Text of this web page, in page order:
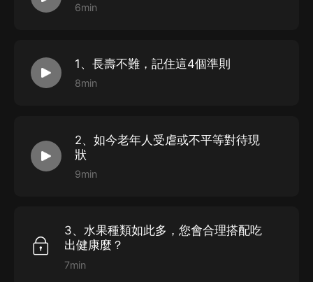
6min
1、長壽不難，記住這4個準則
8min
2、如今老年人受虐或不平等對待現
狀
9min
3、水果種類如此多，您會合理搭配吃
出健康麼？
7min